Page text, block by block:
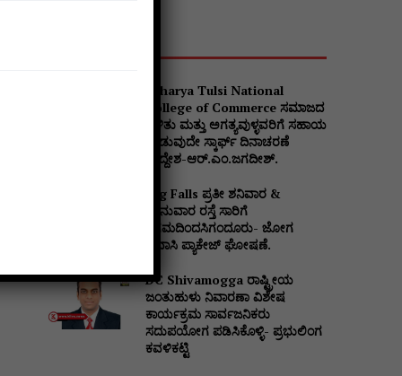
Acharya Tulsi National
College of Commerce ಸಮಾಜದ
ಒಳಿತು ಮತ್ತು ಅಗತ್ಯವುಳ್ಳವರಿಗೆ ಸಹಾಯ
ನೀಡುವುದೇ ಸ್ಕಾರ್ಫ್ ದಿನಾಚರಣೆ
ಉದ್ದೇಶ-ಆರ್.ಎಂ.ಜಗದೀಶ್.
Jog Falls ಪ್ರತೀ ಶನಿವಾರ &
ಭಾನುವಾರ ರಸ್ತೆ ಸಾರಿಗೆ
ನಿಗಮದಿಂದಸಿಗಂದೂರು- ಜೋಗ
ಪ್ರವಾಸಿ ಪ್ಯಾಕೇಜ್ ಘೋಷಣೆ.
DC Shivamogga ರಾಷ್ಟ್ರೀಯ
ಜಂತುಹುಳು ನಿವಾರಣಾ ವಿಶೇಷ
ಕಾರ್ಯಕ್ರಮ ಸಾರ್ವಜನಿಕರು
ಸದುಪಯೋಗ ಪಡಿಸಿಕೊಳ್ಳಿ- ಪ್ರಭುಲಿಂಗ
ಕವಳಿಕಟ್ಟಿ